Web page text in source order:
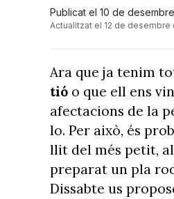
Publicat el 10 de
Actualitzat el 12 de desembre
Ara que ja tenim
tió o que ell ens
afectacions de la
lo. Per això, és
llit del més petit,
preparat un pla
Dissabte us